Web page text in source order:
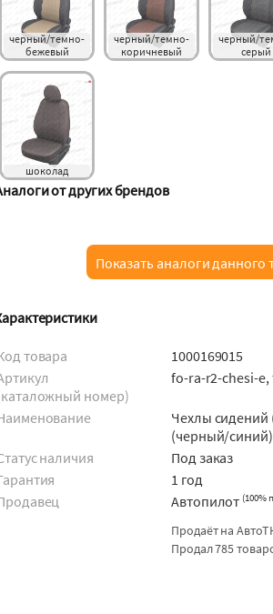
черный/темно-
бежевый
черный/темно-
коричневый
черный/
серый
шоколад
от других брендов
Показать аналоги данного
товара
1000169015
номер)
fo-ra-r2-chesi-
Чехлы сидений
(черный/синий)
наличия
Под заказ
1 год
Автопилот (100%
Продаёт на
Продал 785